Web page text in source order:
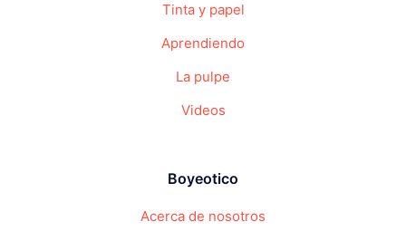
Tinta y papel
Aprendiendo
La pulpe
Videos
Boyeotico
Acerca de nosotros